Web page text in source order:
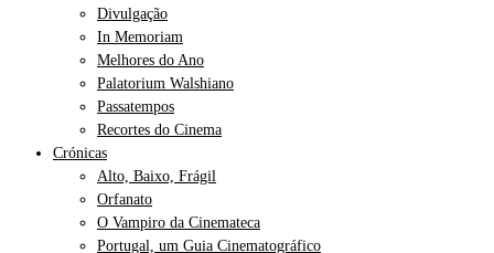
Divulgação
In Memoriam
Melhores do Ano
Palatorium Walshiano
Passatempos
Recortes do Cinema
Crónicas
Alto, Baixo, Frágil
Orfanato
O Vampiro da Cinemateca
Portugal, um Guia Cinematográfico